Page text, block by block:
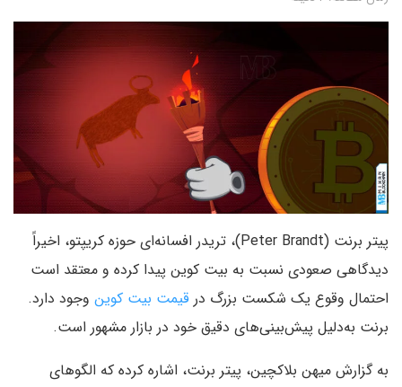
پیتر برنت (Peter Brandt)، تریدر افسانه‌ای حوزه کریپتو، اخیراً
دیدگاهی صعودی نسبت به بیت‌ کوین پیدا کرده و معتقد است
احتمال وقوع یک شکست بزرگ در قیمت بیت کوین وجود دارد.
برنت به‌دلیل پیش‌بینی‌های دقیق خود در بازار مشهور است.
به گزارش میهن بلاکچین، پیتر برنت، اشاره کرده که الگوهای